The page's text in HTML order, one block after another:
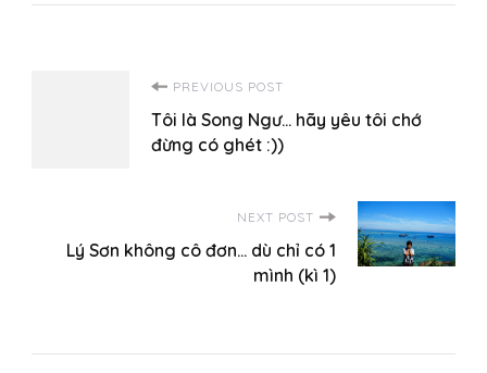
Navigation
PREVIOUS POST
Tôi là Song Ngư… hãy yêu tôi chớ
đừng có ghét :))
NEXT POST
Lý Sơn không cô đơn… dù chỉ có 1
mình (kì 1)